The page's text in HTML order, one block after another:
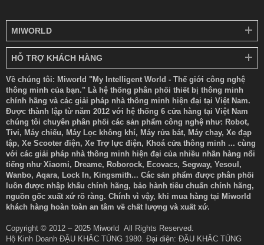
Lõi khóa củaPush Pull 2 Prođược thiết kế với nhiều cảm biến
tiên tiến và sử dụng vật liệu chất lượng cao, giúp giảm thiểu tiếng
ồn khi đóng mở cửa, mang lại sự yên tĩnh và êm ái trong quá
trình sử dụng.
MIWORLD
HỖ TRỢ KHÁCH HÀNG
Về chúng tôi: Miworld "My Intelligent World - Thế giới công nghệ
thông minh của bạn." Là hệ thống phân phối thiết bị thông minh
chính hãng và các giải pháp nhà thông minh hiện đại tại Việt Nam.
Được thành lập từ năm 2012 với hệ thống 6 cửa hàng tại Việt Nam
chúng tôi chuyên phân phối các sản phẩm công nghệ như: Robot,
Tivi, Máy chiếu, Máy Lọc không khí, Máy rửa bát, Máy chạy, Xe đạp
tập, Xe Scooter điện, Xe Trợ lực điện, Khoá cửa thông minh ... cùng
với các giải pháp nhà thông minh hiện đại của nhiều nhãn hàng nổi
tiếng như Xiaomi, Dreame, Roborock, Ecovacs, Segway, Yesoul,
Wanbo, Aqara, Lock In, Kingsmith... Các sản phẩm được phân phối
luôn được nhập khẩu chính hãng, bảo hành tiêu chuẩn chính hãng,
nguồn gốc xuất xứ rõ ràng. Chính vì vậy, khi mua hàng tại Miworld
khách hàng hoàn toàn an tâm về chất lượng và xuất xứ.
Copyright © 2012 – 2025 Miworld All Rights Reserved.
Hộ Kinh Doanh ĐẬU KHẮC TÙNG 1980. Đại diện: ĐẬU KHẮC TÙNG